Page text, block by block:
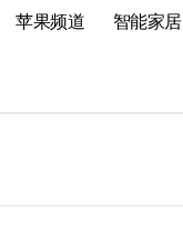
苹果频道 智能家居